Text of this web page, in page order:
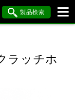
製品検索
ラッチホ